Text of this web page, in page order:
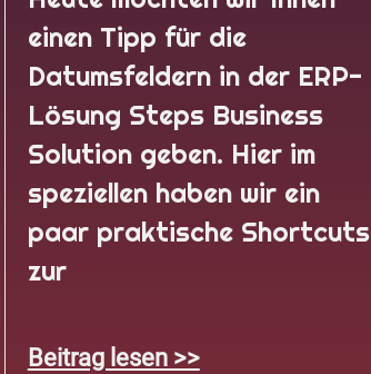
einen Tipp für die
Datumsfeldern in der ERP-
Lösung Steps Business
Solution geben. Hier im
speziellen haben wir ein
paar praktische Shortcuts
zur
Beitrag lesen >>